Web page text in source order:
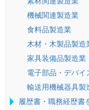
機械関連製造業
食料品製造業
木材・木製品製造
家具装備品製造業
電子部品・デバイ
輸送用機械器具製
履歴書・職務経歴書